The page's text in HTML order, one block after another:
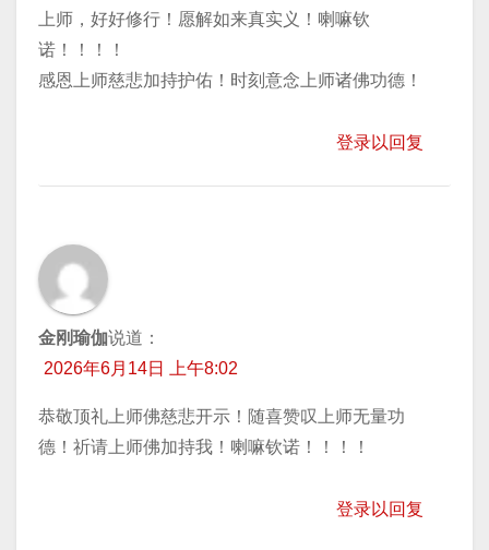
上师，好好修行！愿解如来真实义！喇嘛钦
诺！！！！
感恩上师慈悲加持护佑！时刻意念上师诸佛功德！
登录以回复
金刚瑜伽说道：
2026年6月14日 上午8:02
恭敬顶礼上师佛慈悲开示！随喜赞叹上师无量功
德！祈请上师佛加持我！喇嘛钦诺！！！！
登录以回复